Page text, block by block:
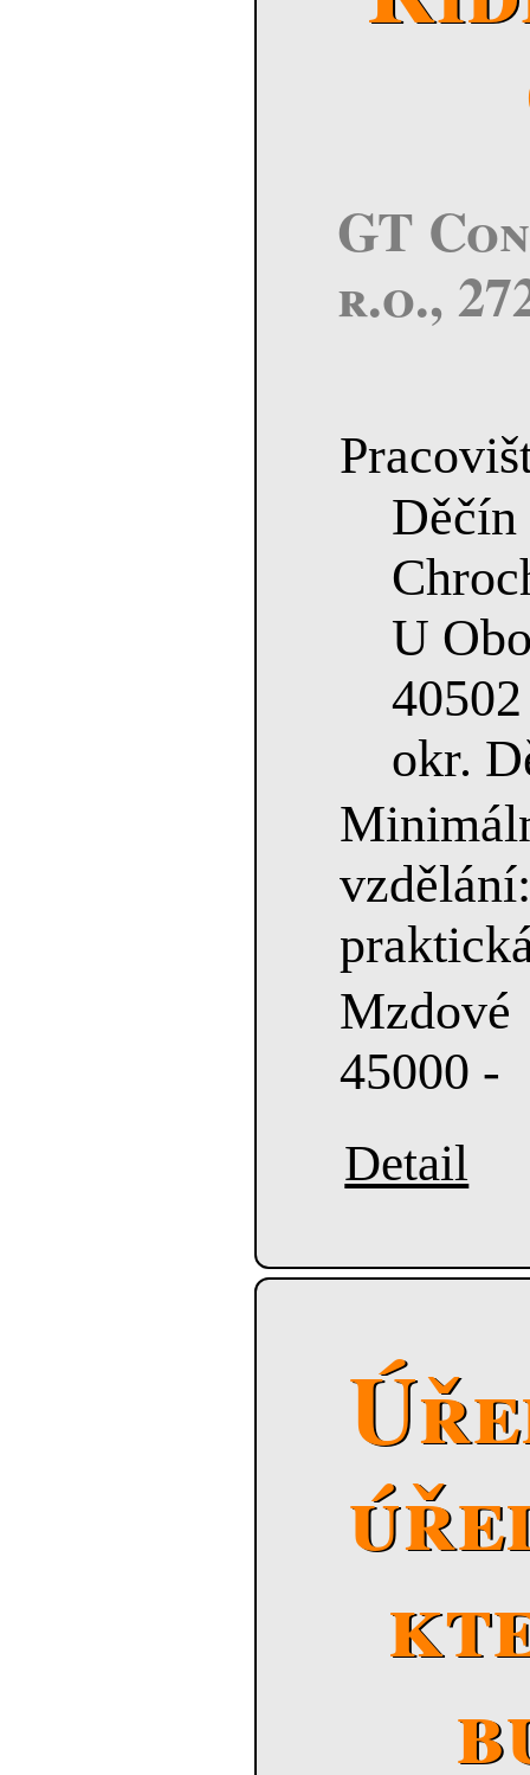
GT
r.o.,
U
okr.
45000 -
Detail